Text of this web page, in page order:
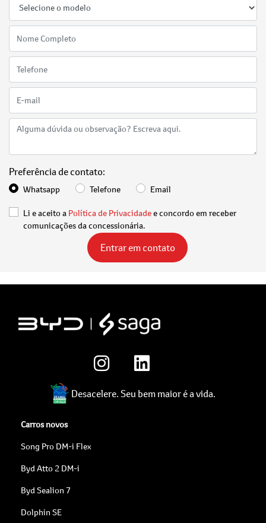
Preferência de contato:
Whatsapp Telefone Email
Li e aceito a Política de Privacidadee concordo em receber
comunicações da concessionária.
Entrar em contato
Desacelere. Seu bem maior é a vida.
Carros novos
Song Pro DM-i Flex
Byd Atto 2 DM-i
Byd Sealion 7
Dolphin SE